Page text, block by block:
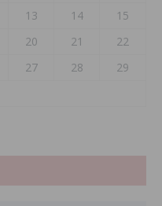
13 14
15
20 21
22
27 28
29